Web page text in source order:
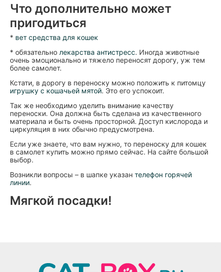
Что дополнительно может
пригодиться
* вет средства для кошек
* обязательно лекарства антистресс. Иногда животные
очень эмоционально и тяжело переносят дорогу, уж тем
более самолет.
Кстати, в дорогу в переноску можно положить к питомцу
игрушку с кошачьей мятой. Это его успокоит.
Так же необходимо уделить внимание качеству
переноски. Она должна быть сделана из качественного
материала и быть очень просторной. Доступ кислорода и
циркуляция в них обычно предусмотрена.
Если уже знаете, что вам нужно, то переноску для кошек
в самолет купить можно прямо сейчас. На сайте большой
выбор.
Возникли вопросы – в шапке указан телефон горячей
линии.
Мягкой посадки!